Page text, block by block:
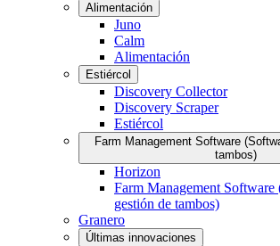
Alimentación
Juno
Calm
Alimentación
Estiércol
Discovery Collector
Discovery Scraper
Estiércol
Farm Management Software
tambos)
Horizon
Farm Management Software
gestión de tambos)
Granero
Últimas innovaciones